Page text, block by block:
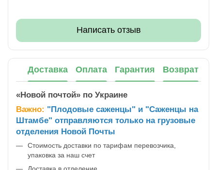
Написать отзыв
Доставка Оплата Гарантия Возврат
«Новой почтой» по Украине
Важно: "Плодовые саженцы" и "Саженцы на
Штамбе" отправляются только на грузовые
отделения Новой Почты
Стоимость доставки по тарифам перевозчика,
упаковка за наш счет